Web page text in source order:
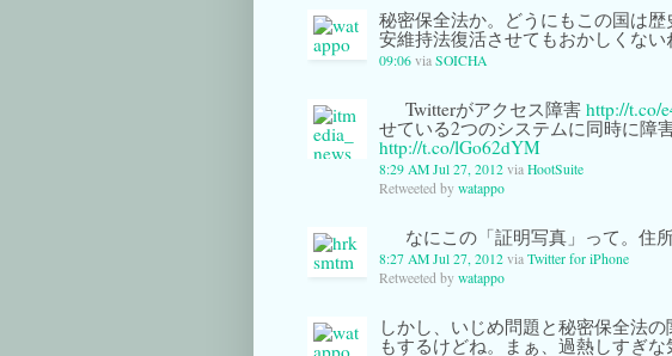
秘密保全法か。どうにもこの国は
安維持法復活させてもおかしくない
09:06 via SOICHA
Twitterがアクセス障害 http://t.co/
せている2つのシステムに同時に障
http://t.co/lGo62dYM
8:29 AM Jul 27, 2012 via HootSuite
Retweeted by watappo
なにこの「証明写真」って。住
8:27 AM Jul 27, 2012 via Twitter for iPhone
Retweeted by watappo
しかし、いじめ問題と秘密保全法
もするけどね。まぁ、過熱しすぎ